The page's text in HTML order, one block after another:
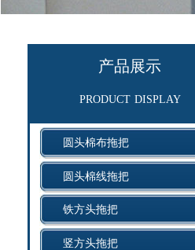
产品展示
product display
圆头棉布拖把
圆头棉线拖把
铁方头拖把
竖方头拖把